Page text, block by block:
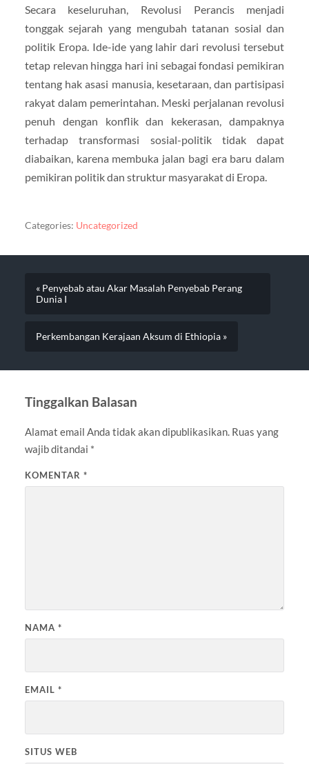
Secara keseluruhan, Revolusi Perancis menjadi
tonggak sejarah yang mengubah tatanan sosial dan
politik Eropa. Ide-ide yang lahir dari revolusi tersebut
tetap relevan hingga hari ini sebagai fondasi pemikiran
tentang hak asasi manusia, kesetaraan, dan partisipasi
rakyat dalam pemerintahan. Meski perjalanan revolusi
penuh dengan konflik dan kekerasan, dampaknya
terhadap transformasi sosial-politik tidak dapat
diabaikan, karena membuka jalan bagi era baru dalam
pemikiran politik dan struktur masyarakat di Eropa.
Categories: Uncategorized
« Penyebab atau Akar Masalah Penyebab Perang
Dunia I
Perkembangan Kerajaan Aksum di Ethiopia »
Tinggalkan Balasan
Alamat email Anda tidak akan dipublikasikan. Ruas yang
wajib ditandai *
KOMENTAR *
NAMA *
EMAIL *
SITUS WEB